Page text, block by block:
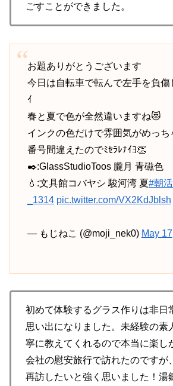
ごすことができました。
お題ありがとうございます
今日は自転車で転んで左手を負傷
ｲ
春と夏で色が全然違いますね😻
インクの色だけで雰囲気がめっ
番号間違えたのでﾐｾﾗﾚﾅｲﾖ👏
✒️:GlassStudioToos 朧月 青磁色
💧:文具館コバヤシ 駿河湾 夏#朝
_1314 pic.twitter.com/VX2KdJblsh
— もじねこ (@moji_nek0) May
初めて体験するグラス作りは非日
思い出になりました。未経験の素
寧に教えてくれるので本当に楽し
会社の慰安旅行で訪れたのですが
再訪したいと強く思いました！湯